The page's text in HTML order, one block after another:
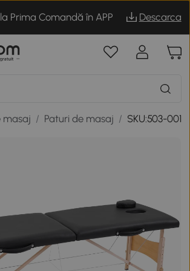
la Prima Comandă în APP Descarca
masaj / Paturi de masaj / SKU:503-001